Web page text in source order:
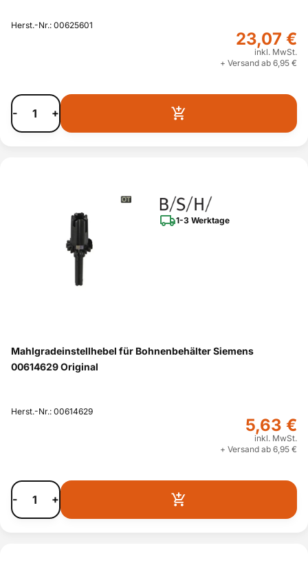
Herst.-Nr.: 00625601
23,07 €
inkl. MwSt.
+ Versand ab 6,95 €
- +
1-3 Werktage
Mahlgradeinstellhebel für Bohnenbehälter Siemens
00614629 Original
Herst.-Nr.: 00614629
5,63 €
inkl. MwSt.
+ Versand ab 6,95 €
- +